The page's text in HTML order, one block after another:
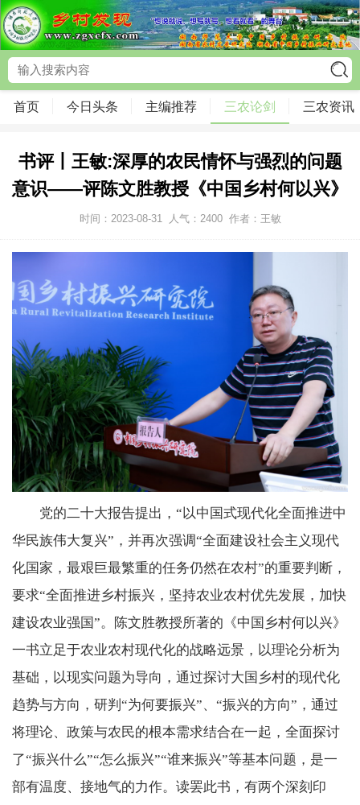
首页 今日头条 主编推荐 三农论剑 三农资讯
书评丨王敏:深厚的农民情怀与强烈的问题
意识——评陈文胜教授《中国乡村何以兴》
时间：2023-08-31 人气： 2400 作者：王敏
党的二十大报告提出，“以中国式现代化全面推进中
华民族伟大复兴”，并再次强调“全面建设社会主义现代
化国家，最艰巨最繁重的任务仍然在农村”的重要判断，
要求“全面推进乡村振兴，坚持农业农村优先发展，加快
建设农业强国”。陈文胜教授所著的《中国乡村何以兴》
一书立足于农业农村现代化的战略远景，以理论分析为
基础，以现实问题为导向，通过探讨大国乡村的现代化
趋势与方向，研判“为何要振兴”、“振兴的方向”，通过
将理论、政策与农民的根本需求结合在一起，全面探讨
了“振兴什么”“怎么振兴”“谁来振兴”等基本问题，是一
部有温度、接地气的力作。读罢此书，有两个深刻印